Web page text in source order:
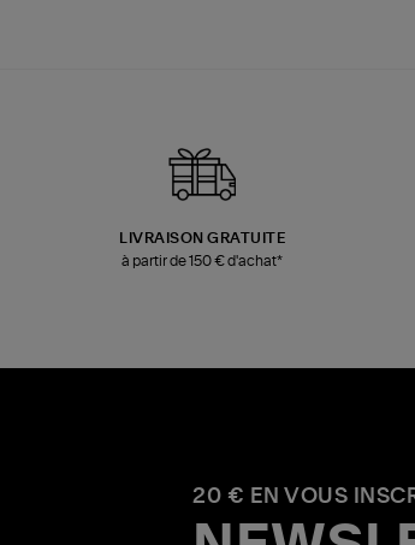
LIVRAISON GRATUITE
à partir de 150 € d'achat*
20 € EN VOUS